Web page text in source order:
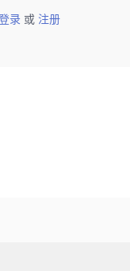
录 或 注册